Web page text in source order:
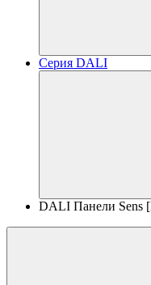
Серия DALI
DALI Панели Sens